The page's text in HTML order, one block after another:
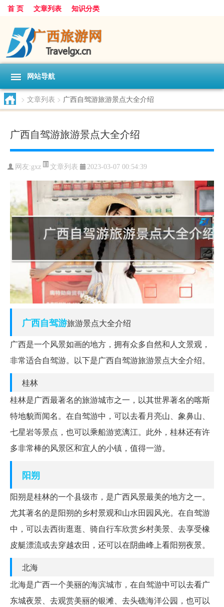
首 页 文章列表 知识分类
网站导航
> 文章列表 > 广西自驾游旅游景点大全介绍
广西自驾游旅游景点大全介绍
网友:gxz 文章列表 2023-03-07 00:54:39
广西自驾游旅游景点大全介绍
广西是一个风景如画的地方，拥有众多自然和人文景观，
非常适合自驾游。以下是广西自驾游旅游景点大全介绍。
桂林
桂林是广西最著名的旅游城市之一，以其世界著名的喀斯
特地貌而闻名。在自驾游中，可以去看月亮山、象鼻山、
七星岩等景点，也可以乘船游览漓江。此外，桂林还有许
多非常棒的风景区和宜人的小镇，值得一游。
阳朔
阳朔是桂林的一个县级市，是广西风景最美的地方之一。
尤其著名的是阳朔的乡村景观和山水田园风光。在自驾游
中，可以去西街逛逛、骑自行车欣赏乡村美景、去享受橡
皮艇漂流或去穿越农田，还可以在阴曲峰上看阳朔夜景。
北海
北海是广西一个美丽的海滨城市，在自驾游中可以去看广
东城夜景、去观赏美丽的银滩、去头礁海洋公园，也可以